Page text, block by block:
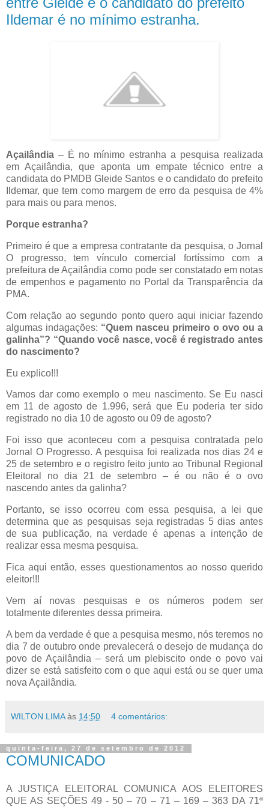
Ildemar é no mínimo estranha.
Açailândia – É no mínimo estranha a pesquisa realizada
em Açailândia, que aponta um empate técnico entre a
candidata do PMDB Gleide Santos e o candidato do prefeito
Ildemar, que tem como margem de erro da pesquisa de 4%
para mais ou para menos.
Porque estranha?
Primeiro é que a empresa contratante da pesquisa, o Jornal
O progresso, tem vínculo comercial fortíssimo com a
prefeitura de Açailândia como pode ser constatado em notas
de empenhos e pagamento no Portal da Transparência da
PMA.
Com relação ao segundo ponto quero aqui iniciar fazendo
algumas indagações: “Quem nasceu primeiro o ovo ou a
galinha”? “Quando você nasce, você é registrado antes
do nascimento?
Eu explico!!!
Vamos dar como exemplo o meu nascimento. Se Eu nasci
em 11 de agosto de 1.996, será que Eu poderia ter sido
registrado no dia 10 de agosto ou 09 de agosto?
Foi isso que aconteceu com a pesquisa contratada pelo
Jornal O Progresso. A pesquisa foi realizada nos dias 24 e
25 de setembro e o registro feito junto ao Tribunal Regional
Eleitoral no dia 21 de setembro – é ou não é o ovo
nascendo antes da galinha?
Portanto, se isso ocorreu com essa pesquisa, a lei que
determina que as pesquisas seja registradas 5 dias antes
de sua publicação, na verdade é apenas a intenção de
realizar essa mesma pesquisa.
Fica aqui então, esses questionamentos ao nosso querido
eleitor!!!
Vem aí novas pesquisas e os números podem ser
totalmente diferentes dessa primeira.
A bem da verdade é que a pesquisa mesmo, nós teremos no
dia 7 de outubro onde prevalecerá o desejo de mudança do
povo de Açailândia – será um plebiscito onde o povo vai
dizer se está satisfeito com o que aqui está ou se quer uma
nova Açailândia.
WILTON LIMA às 14:50 4 comentários:
quinta-feira, 27 de setembro de 2012
COMUNICADO
A JUSTIÇA ELEITORAL COMUNICA AOS ELEITORES
QUE AS SEÇÕES 49 - 50 – 70 – 71 – 169 – 363 DA 71ª